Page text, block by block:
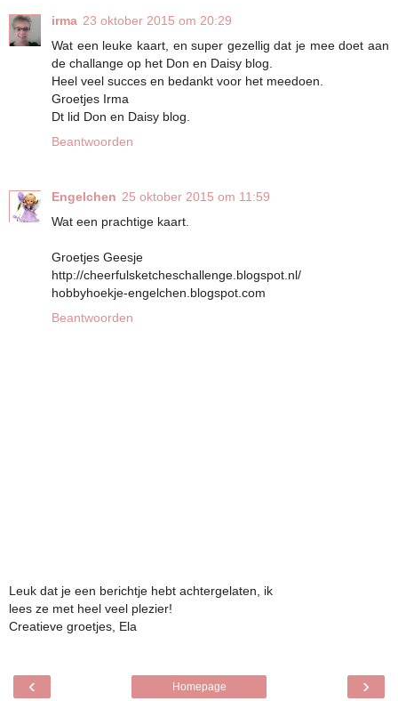
irma 23 oktober 2015 om 20:29
Wat een leuke kaart, en super gezellig dat je mee doet aan
de challange op het Don en Daisy blog.
Heel veel succes en bedankt voor het meedoen.
Groetjes Irma
Dt lid Don en Daisy blog.
Beantwoorden
Engelchen 25 oktober 2015 om 11:59
Wat een prachtige kaart.
Groetjes Geesje
http://cheerfulsketcheschallenge.blogspot.nl/
hobbyhoekje-engelchen.blogspot.com
Beantwoorden
Leuk dat je een berichtje hebt achtergelaten, ik
lees ze met heel veel plezier!
Creatieve groetjes, Ela
‹ ›
Homepage